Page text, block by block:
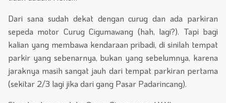
Dari sana sudah dekat dengan curug dan ada parkiran
sepeda motor Curug Cigumawang (hah, lagi?). Tapi bagi
kalian yang membawa kendaraan pribadi, di sinilah tempat
parkir yang sebenarnya, bukan yang sebelumnya, karena
jaraknya masih sangat jauh dari tempat parkiran pertama
(sekitar 2/3 lagi jika dari gang Pasar Padarincang).